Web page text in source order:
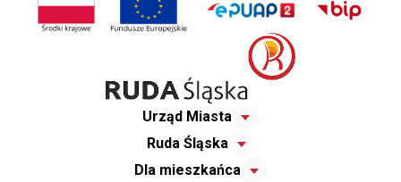
Urząd Miasta
Ruda Śląska
Dla mieszkańca